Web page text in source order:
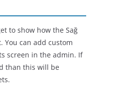
to show how the Sağ
You can add custom
screen in the admin. If
than this will be